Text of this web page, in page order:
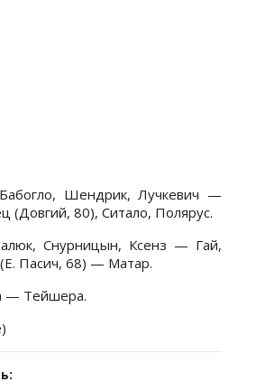
Шендрик, Лучкевич —
(Довгий, 80), Ситало, Полярус.
Снурницын, Ксенз — Гай,
Пасич, 68) — Матар.
— Тейшера.